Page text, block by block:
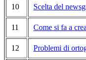
10 Scelta del
11 Come si fa a
12 Problemi di